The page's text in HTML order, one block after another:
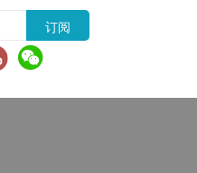
讲解报告，客户可选择
1个工作日预约具体时间
与微信：+86
订阅